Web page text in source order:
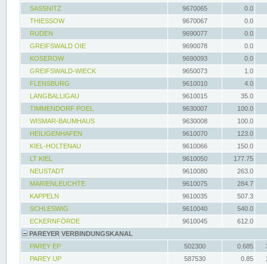
SASSNITZ
9670065
0.0
THIESSOW
9670067
0.0
RUDEN
9690077
0.0
GREIFSWALD OIE
9690078
0.0
KOSEROW
9690093
0.0
GREIFSWALD-WIECK
9650073
1.0
FLENSBURG
9610010
4.0
LANGBALLIGAU
9610015
35.0
TIMMENDORF POEL
9630007
100.0
WISMAR-BAUMHAUS
9630008
100.0
HEILIGENHAFEN
9610070
123.0
KIEL-HOLTENAU
9610066
150.0
LT KIEL
9610050
177.75
NEUSTADT
9610080
263.0
MARIENLEUCHTE
9610075
284.7
KAPPELN
9610035
507.3
SCHLESWIG
9610040
540.0
ECKERNFÖRDE
9610045
612.0
PAREYER VERBINDUNGSKANAL
PAREY EP
502300 0.685
PAREY UP
587530 0.85